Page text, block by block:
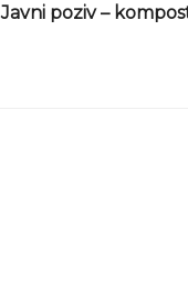
Javni poziv –